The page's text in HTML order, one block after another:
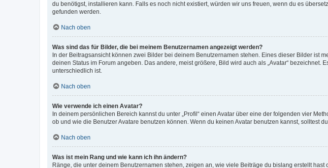
du benötigst, installieren kann. Falls es noch nicht existiert, würden wir uns freuen, wenn du es
gefunden werden.
Nach oben
Was sind das für Bilder, die bei meinem Benutzernamen angezeigt werden?
In der Beitragsansicht können zwei Bilder bei deinem Benutzernamen stehen. Eines dieser Bilder ist
deinen Status im Forum angeben. Das andere, meist größere, Bild wird auch als „Avatar“
unterschiedlich ist.
Nach oben
Wie verwende ich einen Avatar?
In deinem persönlichen Bereich kannst du unter „Profil“ einen Avatar über eine der folgenden vier
ob und wie die Benutzer Avatare benutzen können. Wenn du keinen Avatar benutzen kannst, solltest
Nach oben
Was ist mein Rang und wie kann ich ihn ändern?
Ränge, die unter deinem Benutzernamen stehen, zeigen an, wie viele Beiträge du bislang erstellt